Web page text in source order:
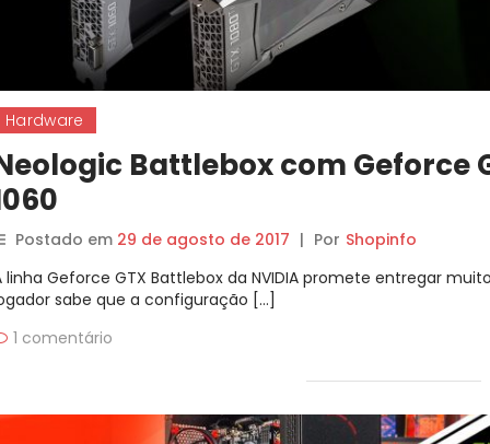
Hardware
Battlebox com Geforce
Postado em 29 de agosto de 2017 | Por Shopinfo
linha Geforce GTX Battlebox da NVIDIA promete entregar
sabe que a configuração […]
1 comentário